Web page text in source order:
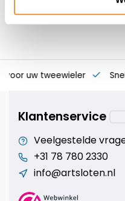
voor uw tweewieler
Klantenservice
Veelgestelde
+31 78 780 2330
info@artsloten.nl